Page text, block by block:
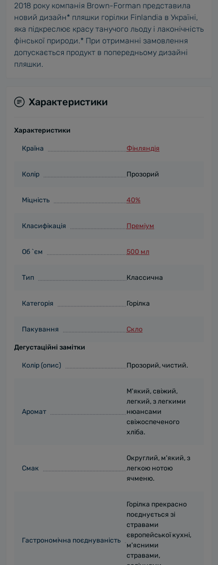
2018 року компанія Brown-Forman представила
новий дизайн* пляшки горілки Finlandia в Україні,
яка підкреслює красу танучого льоду і лаконічність
фінської природи.* При отриманні замовлення
допускається продукт в попередньому дизайні
пляшки.
Характеристики
Характеристики
Країна Фінляндія
Колір Прозорий
Міцність 40%
Класифікація Преміум
Об `єм 500 мл
Тип Классична
Категорія Горілка
Пакування Скло
Дегустаційні замітки
Колір (опис) Прозорий, чистий.
Аромат
М'який, свіжий,
легкий, з легкими
нюансами
свіжоспеченого
хліба.
Смак
Округлий, м'який, з
легкою нотою
ячменю.
Гастрономічна поєднуваність
Горілка прекрасно
поєднується зі
стравами
європейської кухні,
м'ясними
стравами,